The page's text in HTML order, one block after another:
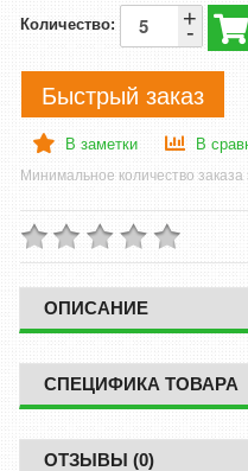
Количество: -
+
Быстрый заказ
В заметки В
Минимальное количество заказа
ОПИСАНИЕ
СПЕЦИФИКА ТОВАРА
ОТЗЫВЫ (0)